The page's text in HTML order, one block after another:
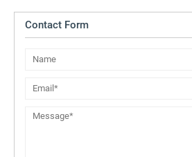
Contact Form